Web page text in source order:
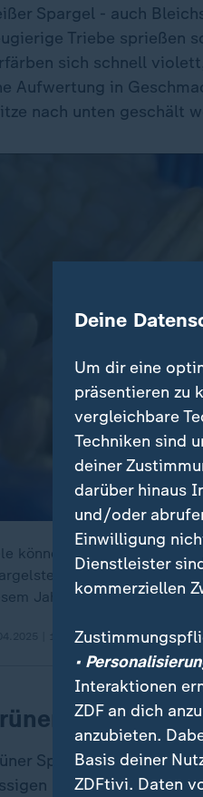
Spargel - auch
Triebe sprießen
sich schnell
Aufwertung in
nach unten geschält
können es kaum
ab Mitte April
Jahr um die
| 1:50 min
Spargel
Spargel wächst über
Geschmack und
Deine
Um dir eine
präsentieren zu
vergleichbare
Techniken sind
deiner
darüber hinaus
und/oder
Einwilligung
Dienstleister
kommerziellen
•
Interaktionen
ZDF an dich
anzubieten.
Basis deiner
ZDFtivi. Daten